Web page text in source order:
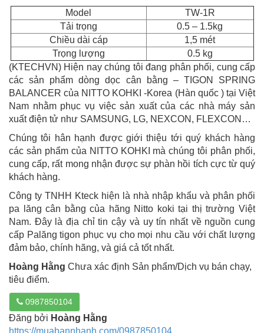
Model
TW-1R
Tải trọng
0.5 – 1.5kg
Chiều dài cáp
1,5 mét
Trọng lượng
0.5 kg
(KTECHVN) Hiện nay chúng tôi đang phân phối, cung cấp
các sản phẩm dòng dọc cân bằng – TIGON SPRING
BALANCER của NITTO KOHKI -Korea (Hàn quốc ) tại Việt
Nam nhằm phục vụ việc sản xuất của các nhà máy sản
xuất điện tử như SAMSUNG, LG, NEXCON, FLEXCON…
Chúng tôi hân hạnh được giới thiệu tới quý khách hàng
các sản phẩm của NITTO KOHKI mà chúng tôi phân phối,
cung cấp, rất mong nhận được sự phàn hồi tích cực từ quý
khách hàng.
Công ty TNHH Kteck hiện là nhà nhập khẩu và phân phối
pa lăng cân bằng của hãng Nitto koki tại thị trường Việt
Nam. Đây là địa chỉ tin cậy và uy tín nhất về nguồn cung
cấp Palăng tigon phục vụ cho mọi nhu cầu với chất lượng
đảm bảo, chính hãng, và giá cả tốt nhất.
Hoàng Hằng Chưa xác định Sản phẩm/Dịch vụ bán chạy,
tiêu điểm.
0987850104
Đăng bởi Hoàng Hằng